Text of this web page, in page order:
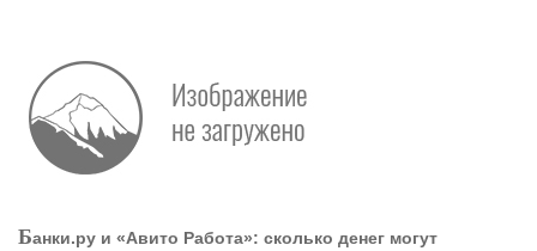
Работа мечты. Что банки делают для того, чтобы
привлечь и удержать персонал - «Интервью»
Банки.ру и «Авито Работа»: сколько денег могут